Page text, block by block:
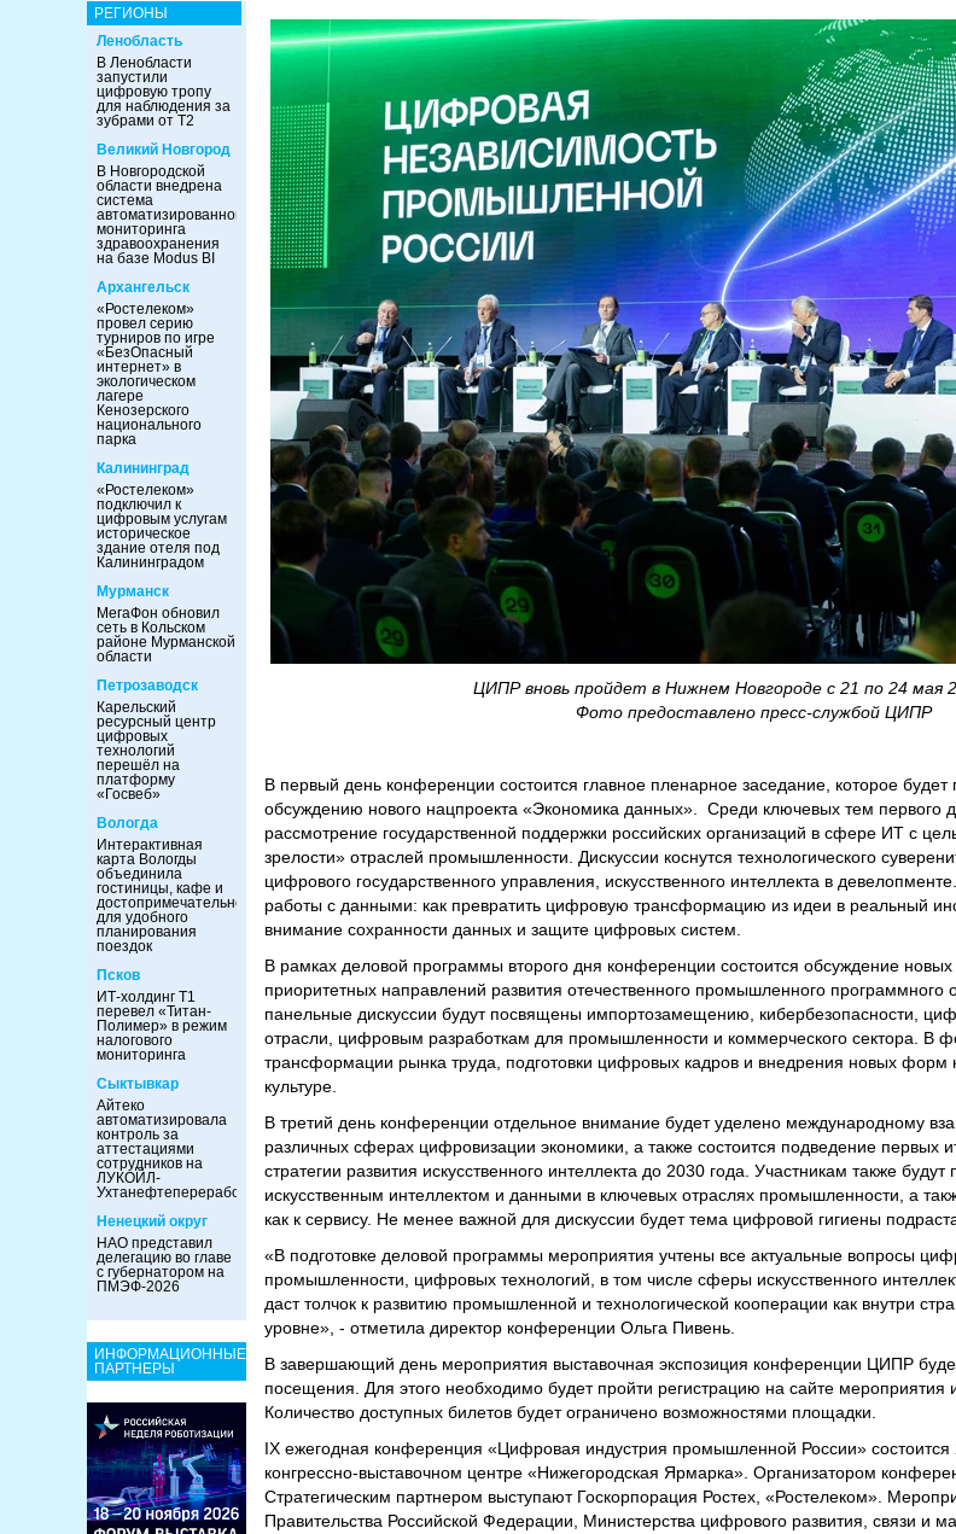
РЕГИОНЫ
Ленобласть
В Ленобласти
запустили
цифровую тропу
для наблюдения за
зубрами от Т2
Великий Новгород
В Новгородской
области внедрена
система
автоматизированного
мониторинга
здравоохранения
на базе Modus BI
Архангельск
«Ростелеком»
провел серию
турниров по игре
«БезОпасный
интернет» в
экологическом
лагере
Кенозерского
национального
парка
Калининград
«Ростелеком»
подключил к
цифровым услугам
историческое
здание отеля под
Калининградом
Мурманск
МегаФон обновил
сеть в Кольском
районе Мурманской
области
Петрозаводск
Карельский
ресурсный центр
цифровых
технологий
перешёл на
платформу
«Госвеб»
Вологда
Интерактивная
карта Вологды
объединила
гостиницы, кафе и
достопримечательности
для удобного
планирования
поездок
Псков
ИТ-холдинг Т1
перевел «Титан-
Полимер» в режим
налогового
мониторинга
Сыктывкар
Айтеко
автоматизировала
контроль за
аттестациями
сотрудников на
ЛУКОЙЛ-
Ухтанефтепереработка
Ненецкий округ
НАО представил
делегацию во главе
с губернатором на
ПМЭФ-2026
ИНФОРМАЦИОННЫЕ
ПАРТНЕРЫ
ЦИПР вновь пройдет в Нижнем Новгороде с 21 по 24 мая
Фото предоставлено пресс-службой ЦИПР
В первый день конференции состоится главное пленарное заседание, которое
обсуждению нового нацпроекта «Экономика данных». Среди ключевых тем первого
рассмотрение государственной поддержки российских организаций в сфере ИТ с
зрелости» отраслей промышленности. Дискуссии коснутся технологического
цифрового государственного управления, искусственного интеллекта в
работы с данными: как превратить цифровую трансформацию из идеи в реальный
внимание сохранности данных и защите цифровых систем.
В рамках деловой программы второго дня конференции состоится обсуждение
приоритетных направлений развития отечественного промышленного
панельные дискуссии будут посвящены импортозамещению, кибербезопасности,
отрасли, цифровым разработкам для промышленности и коммерческого сектора. В
трансформации рынка труда, подготовки цифровых кадров и внедрения новых форм
культуре.
В третий день конференции отдельное внимание будет уделено международному
различных сферах цифровизации экономики, а также состоится подведение первых
стратегии развития искусственного интеллекта до 2030 года. Участникам также
искусственным интеллектом и данными в ключевых отраслях промышленности, а
как к сервису. Не менее важной для дискуссии будет тема цифровой гигиены
«В подготовке деловой программы мероприятия учтены все актуальные вопросы
промышленности, цифровых технологий, в том числе сферы искусственного
даст толчок к развитию промышленной и технологической кооперации как внутри
уровне», - отметила директор конференции Ольга Пивень.
В завершающий день мероприятия выставочная экспозиция конференции ЦИПР
посещения. Для этого необходимо будет пройти регистрацию на сайте мероприятия
Количество доступных билетов будет ограничено возможностями площадки.
IX ежегодная конференция «Цифровая индустрия промышленной России»
конгрессно-выставочном центре «Нижегородская Ярмарка». Организатором
Стратегическим партнером выступают Госкорпорация Ростех, «Ростелеком».
Правительства Российской Федерации, Министерства цифрового развития, связи и